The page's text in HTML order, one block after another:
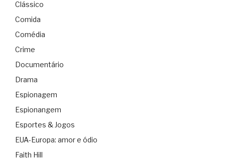
Clássico
Comida
Comédia
Crime
Documentário
Drama
Espionagem
Espionangem
Esportes & Jogos
EUA-Europa: amor e ódio
Faith Hill